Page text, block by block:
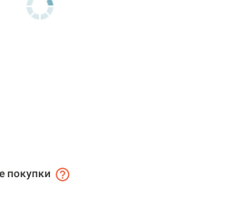
покупки